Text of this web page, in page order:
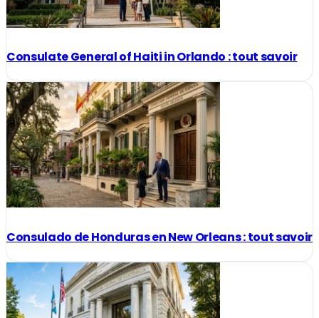
Consulate General of Haiti in Orlando : tout savoir
Consulado de Honduras en New Orleans : tout savoir